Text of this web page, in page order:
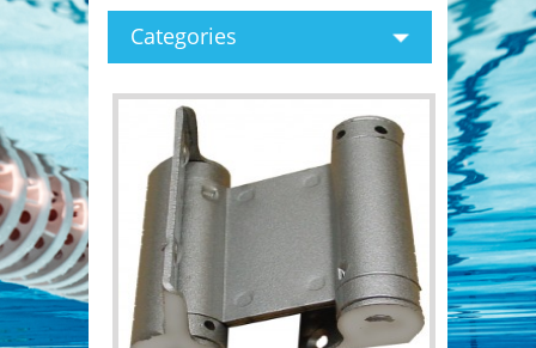
Categories